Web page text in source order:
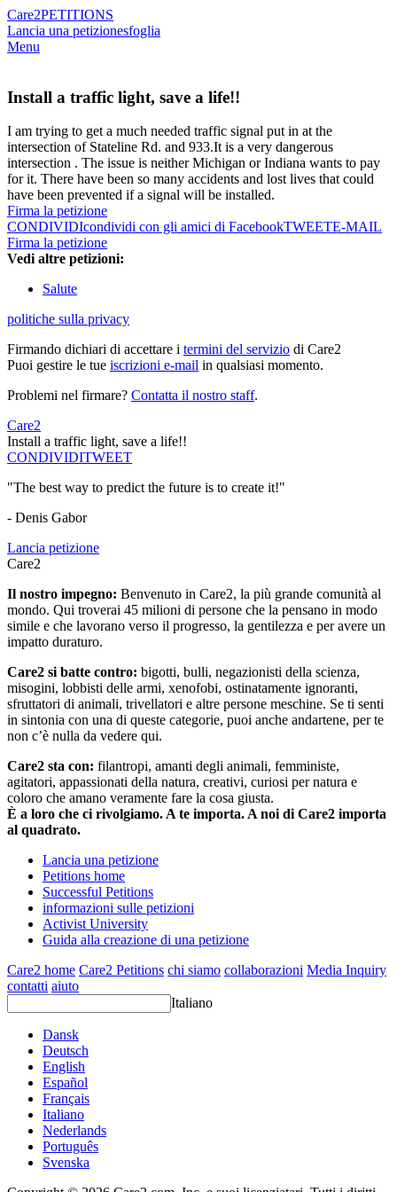
Care2PETITIONS
Lancia una petizionesfoglia
Menu
Install a traffic light, save a life!!
I am trying to get a much needed traffic signal put in at the
intersection of Stateline Rd. and 933.It is a very dangerous
intersection . The issue is neither Michigan or Indiana wants to pay
for it. There have been so many accidents and lost lives that could
have been prevented if a signal will be installed.
Firma la petizione
CONDIVIDIcondividi con gli amici di FacebookTWEETE-MAIL
Firma la petizione
Vedi altre petizioni:
Salute
politiche sulla privacy
Firmando dichiari di accettare i termini del servizio di Care2
Puoi gestire le tue iscrizioni e-mail in qualsiasi momento.
Problemi nel firmare? Contatta il nostro staff.
Care2
Install a traffic light, save a life!!
CONDIVIDITWEET
"The best way to predict the future is to create it!"
- Denis Gabor
Lancia petizione
Care2
Il nostro impegno: Benvenuto in Care2, la più grande comunità al
mondo. Qui troverai 45 milioni di persone che la pensano in modo
simile e che lavorano verso il progresso, la gentilezza e per avere un
impatto duraturo.
Care2 si batte contro: bigotti, bulli, negazionisti della scienza,
misogini, lobbisti delle armi, xenofobi, ostinatamente ignoranti,
sfruttatori di animali, trivellatori e altre persone meschine. Se ti senti
in sintonia con una di queste categorie, puoi anche andartene, per te
non c’è nulla da vedere qui.
Care2 sta con: filantropi, amanti degli animali, femministe,
agitatori, appassionati della natura, creativi, curiosi per natura e
coloro che amano veramente fare la cosa giusta.
È a loro che ci rivolgiamo. A te importa. A noi di Care2 importa
al quadrato.
Lancia una petizione
Petitions home
Successful Petitions
informazioni sulle petizioni
Activist University
Guida alla creazione di una petizione
Care2 home Care2 Petitions chi siamo collaborazioni Media Inquiry
contatti aiuto
Italiano
Dansk
Deutsch
English
Español
Français
Italiano
Nederlands
Português
Svenska